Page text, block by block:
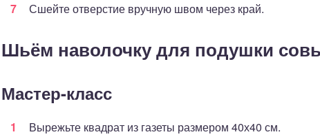
Сшейте отверстие вручную швом через край.
Шьём наволочку для подушки
Мастер-класс
Вырежьте квадрат из газеты размером 40х40 см.